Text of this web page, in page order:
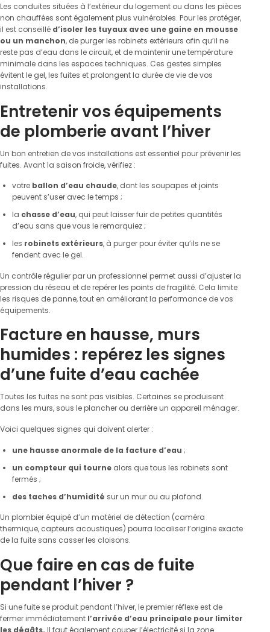
Les conduites situées à l’extérieur du logement ou dans les pièces
non chauffées sont également plus vulnérables. Pour les protéger,
il est conseillé d’isoler les tuyaux avec une gaine en mousse
ou un manchon, de purger les robinets extérieurs afin qu’il ne
reste pas d’eau dans le circuit, et de maintenir une température
minimale dans les espaces techniques. Ces gestes simples
évitent le gel, les fuites et prolongent la durée de vie de vos
installations.
Entretenir vos équipements
de plomberie avant l’hiver
Un bon entretien de vos installations est essentiel pour prévenir les
fuites. Avant la saison froide, vérifiez :
votre ballon d’eau chaude, dont les soupapes et joints
peuvent s’user avec le temps ;
la chasse d’eau, qui peut laisser fuir de petites quantités
d’eau sans que vous le remarquiez ;
les robinets extérieurs, à purger pour éviter qu’ils ne se
fendent avec le gel.
Un contrôle régulier par un professionnel permet aussi d’ajuster la
pression du réseau et de repérer les points de fragilité. Cela limite
les risques de panne, tout en améliorant la performance de vos
équipements.
Facture en hausse, murs
humides : repérez les signes
d’une fuite d’eau cachée
Toutes les fuites ne sont pas visibles. Certaines se produisent
dans les murs, sous le plancher ou derrière un appareil ménager.
Voici quelques signes qui doivent alerter :
une hausse anormale de la facture d’eau ;
un compteur qui tourne alors que tous les robinets sont
fermés ;
des taches d’humidité sur un mur ou au plafond.
Un plombier équipé d’un matériel de détection (caméra
thermique, capteurs acoustiques) pourra localiser l’origine exacte
de la fuite sans casser les cloisons.
Que faire en cas de fuite
pendant l’hiver ?
Si une fuite se produit pendant l’hiver, le premier réflexe est de
fermer immédiatement l’arrivée d’eau principale pour limiter
les dégâts. Il faut également couper l’électricité si la zone